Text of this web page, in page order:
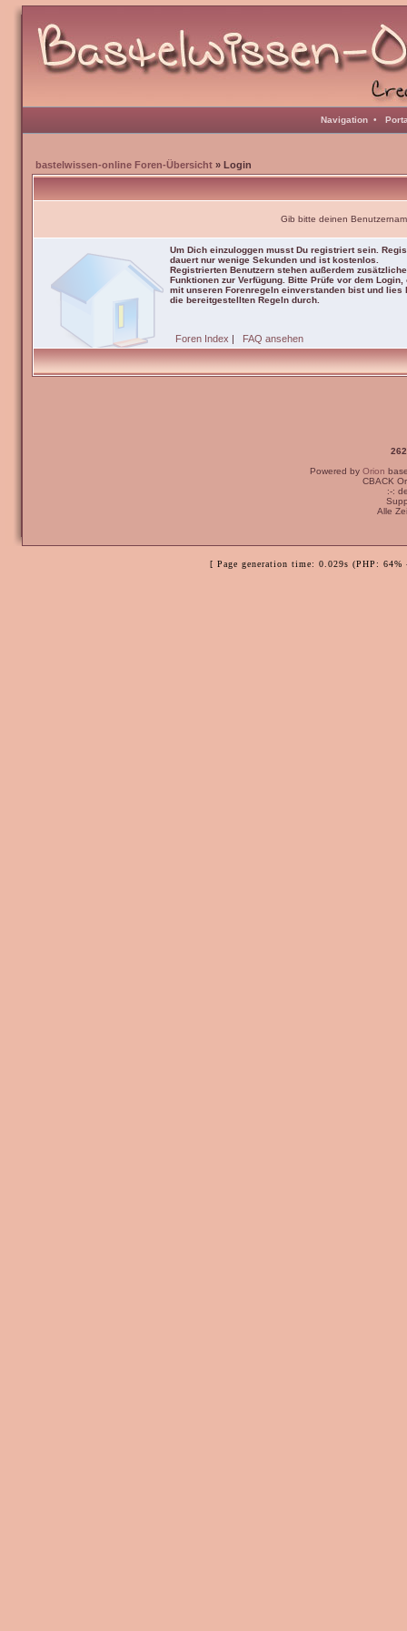
Navigation •
bastelwissen-online Foren-Übersicht » Login
Gib bitte deinen
Um Dich einzuloggen musst Du registriert sein.
dauert nur wenige Sekunden und ist kostenlos.
Registrierten Benutzern stehen außerdem zusätzliche
Funktionen zur Verfügung. Bitte Prüfe vor dem Login,
mit unseren Forenregeln einverstanden bist und lies
die bereitgestellten Regeln durch.
Foren Index | FAQ ansehen
Powered by Orion
CBACK
:-:
Alle
[ Page generation time: 0.029s (PHP: